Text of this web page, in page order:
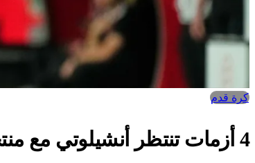
كرة قدم
4 أزمات تنتظر أنشيلوتي مع منتخب البرازيل